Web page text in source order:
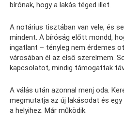
bírónak, hogy a lakás téged illet.
A notárius tisztában van vele, és
mindent. A bíróság előtt mondd,
ingatlant – tényleg nem érdemes
városában él az első szerelmem.
kapcsolatot, mindig támogattak
A válás után azonnal menj oda.
megmutatja az új lakásodat és
a helyihez. Már működik.